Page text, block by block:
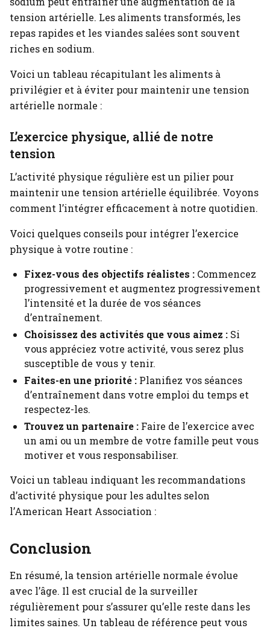
tension artérielle. Les aliments transformés, les
repas rapides et les viandes salées sont souvent
riches en sodium.
Voici un tableau récapitulant les aliments à
privilégier et à éviter pour maintenir une tension
artérielle normale :
L’exercice physique, allié de notre
tension
L’activité physique régulière est un pilier pour
maintenir une tension artérielle équilibrée. Voyons
comment l’intégrer efficacement à notre quotidien.
Voici quelques conseils pour intégrer l’exercice
physique à votre routine :
Fixez-vous des objectifs réalistes : Commencez
progressivement et augmentez progressivement
l’intensité et la durée de vos séances
d’entraînement.
Choisissez des activités que vous aimez : Si
vous appréciez votre activité, vous serez plus
susceptible de vous y tenir.
Faites-en une priorité : Planifiez vos séances
d’entraînement dans votre emploi du temps et
respectez-les.
Trouvez un partenaire : Faire de l’exercice avec
un ami ou un membre de votre famille peut vous
motiver et vous responsabiliser.
Voici un tableau indiquant les recommandations
d’activité physique pour les adultes selon
l’American Heart Association :
Conclusion
En résumé, la tension artérielle normale évolue
avec l’âge. Il est crucial de la surveiller
régulièrement pour s’assurer qu’elle reste dans les
limites saines. Un tableau de référence peut vous